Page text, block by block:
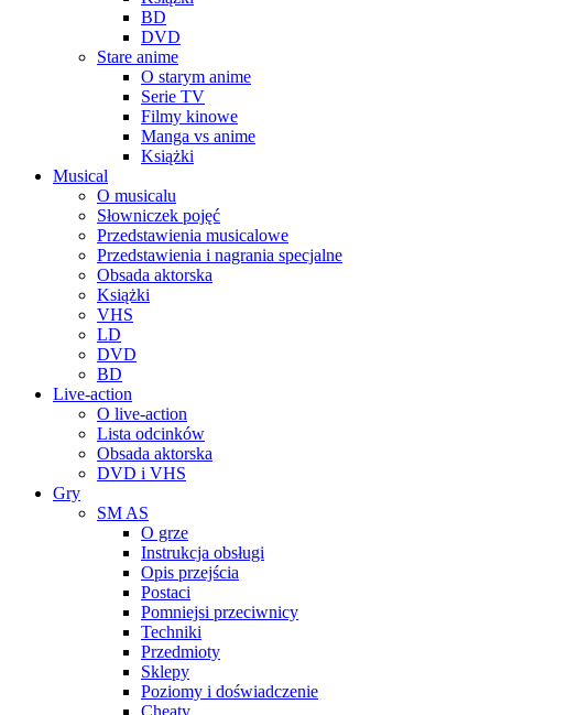
BD
DVD
Stare anime
O starym anime
Serie TV
Filmy kinowe
Manga vs anime
Książki
Musical
O musicalu
Słowniczek pojęć
Przedstawienia musicalowe
Przedstawienia i nagrania specjalne
Obsada aktorska
Książki
VHS
LD
DVD
BD
Live-action
O live-action
Lista odcinków
Obsada aktorska
DVD i VHS
Gry
SM AS
O grze
Instrukcja obsługi
Opis przejścia
Postaci
Pomniejsi przeciwnicy
Techniki
Przedmioty
Sklepy
Poziomy i doświadczenie
Cheaty